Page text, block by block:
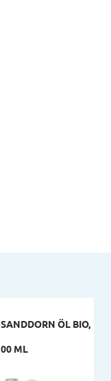
ÖL BIO,
ML